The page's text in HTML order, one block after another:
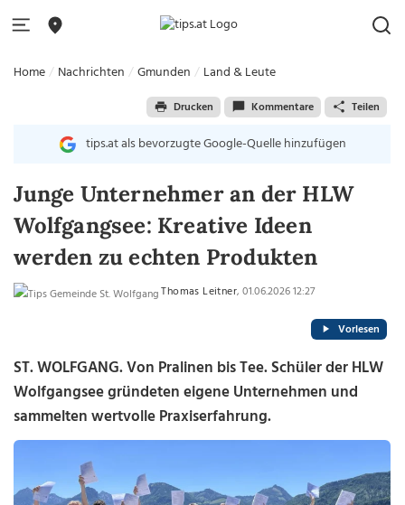
Home Nachrichten Gmunden Land & Leute
Drucken Kommentare Teilen
tips.at als bevorzugte Google-Quelle hinzufügen
Junge Unternehmer an der HLW
Wolfgangsee: Kreative Ideen
werden zu echten Produkten
Thomas Leitner, 01.06.2026 12:27
Vorlesen
ST. WOLFGANG. Von Pralinen bis Tee. Schüler der HLW
Wolfgangsee gründeten eigene Unternehmen und
sammelten wertvolle Praxiserfahrung.